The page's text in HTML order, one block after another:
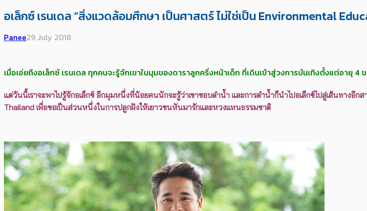
อเล็กซ์ เรนเดล “สิ่งแวดล้อมศึกษา เป็นศาสตร์ ไม่ใช่เป็น Environmental
Panee29 July 2018
เมื่อเอ่ยถึงอเล็กซ์ เรนเดล ทุกคนจะรู้จักเขาในมุมของดาราลูกครึ่งหน้าเด็ก ที่เดินเข้าสู่วงการบันเทิงตั้งแต่อายุ
แต่วันนี้เราจะพาไปรู้จักอเล็กซ์ อีกมุมหนึ่งที่น้อยคนนักจะรู้ว่าเขาชอบดำน้ำ และการดำน้ำก็นำไปอเล็กซ์ไปสู่เส้นทาง
Thailand เพื่อขอเป็นส่วนหนึ่งในการปลูกฝังให้เยาวชนหันมารักและหวงแหนธรรมชาติ